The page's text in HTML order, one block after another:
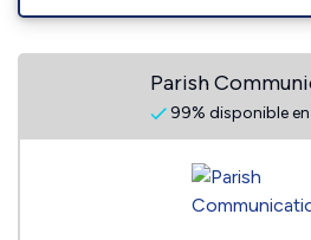
Parish
99% disponible